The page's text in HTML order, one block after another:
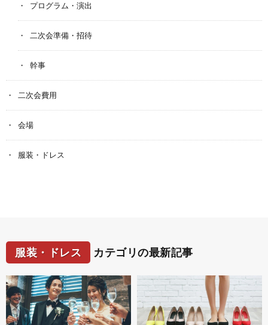
プログラム・演出
二次会準備・招待
幹事
二次会費用
会場
服装・ドレス
服装・ドレス カテゴリの最新記事